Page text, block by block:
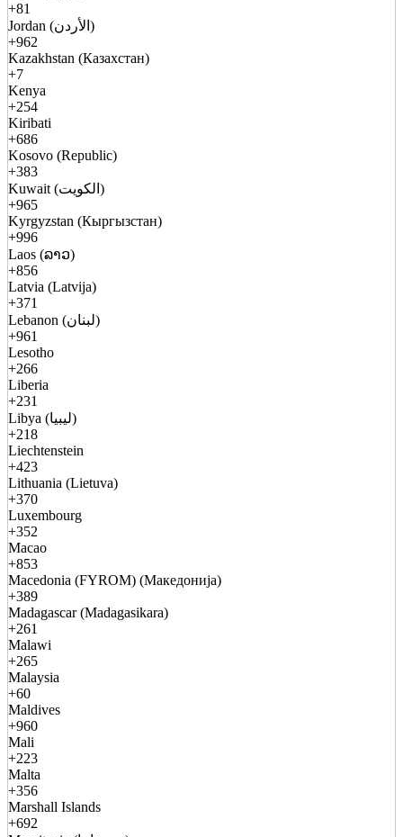
+81
Jordan (الأردن)
+962
Kazakhstan (Казахстан)
+7
Kenya
+254
Kiribati
+686
Kosovo (Republic)
+383
Kuwait (الكويت)
+965
Kyrgyzstan (Кыргызстан)
+996
Laos (ລາວ)
+856
Latvia (Latvija)
+371
Lebanon (لبنان)
+961
Lesotho
+266
Liberia
+231
Libya (ليبيا)
+218
Liechtenstein
+423
Lithuania (Lietuva)
+370
Luxembourg
+352
Macao
+853
Macedonia (FYROM) (Македонија)
+389
Madagascar (Madagasikara)
+261
Malawi
+265
Malaysia
+60
Maldives
+960
Mali
+223
Malta
+356
Marshall Islands
+692